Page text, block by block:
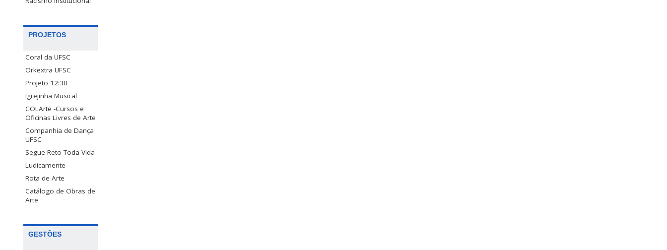
PROJETOS
Coral da UFSC
Orkextra UFSC
Projeto 12:30
Igrejinha Musical
COLArte -Cursos e
Oficinas Livres de Arte
Companhia de Dança
UFSC
Segue Reto Toda Vida
Ludicamente
Rota de Arte
Catálogo de Obras de
Arte
GESTÕES